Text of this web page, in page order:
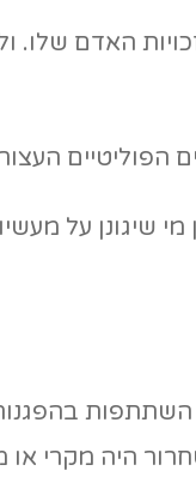
האדם שלו.
הפוליטיים
שיגונן על
מצריים. הם נעצרו באשמת
היה מקרי או